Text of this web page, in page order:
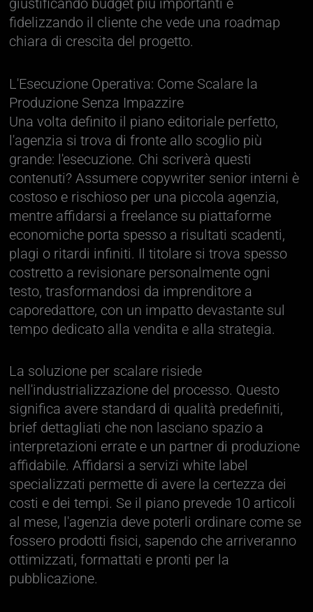
fidelizzando il cliente che vede una roadmap
chiara di crescita del progetto.
L'Esecuzione Operativa: Come Scalare la
Produzione Senza Impazzire
Una volta definito il piano editoriale perfetto,
l'agenzia si trova di fronte allo scoglio più
grande: l'esecuzione. Chi scriverà questi
contenuti? Assumere copywriter senior interni è
costoso e rischioso per una piccola agenzia,
mentre affidarsi a freelance su piattaforme
economiche porta spesso a risultati scadenti,
plagi o ritardi infiniti. Il titolare si trova spesso
costretto a revisionare personalmente ogni
testo, trasformandosi da imprenditore a
caporedattore, con un impatto devastante sul
tempo dedicato alla vendita e alla strategia.
La soluzione per scalare risiede
nell'industrializzazione del processo. Questo
significa avere standard di qualità predefiniti,
brief dettagliati che non lasciano spazio a
interpretazioni errate e un partner di produzione
affidabile. Affidarsi a servizi white label
specializzati permette di avere la certezza dei
costi e dei tempi. Se il piano prevede 10 articoli
al mese, l'agenzia deve poterli ordinare come se
fossero prodotti fisici, sapendo che arriveranno
ottimizzati, formattati e pronti per la
pubblicazione.